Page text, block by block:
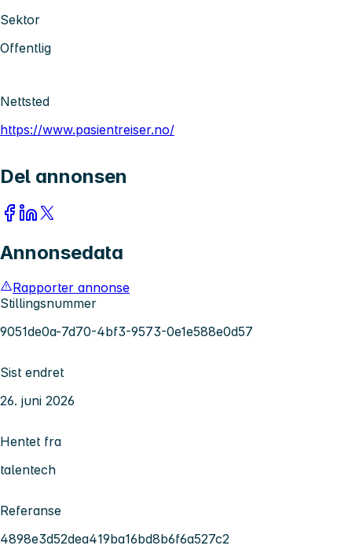
Sektor
Offentlig
Nettsted
https://www.pasientreiser.no/
Del annonsen
Annonsedata
Rapporter annonse
Stillingsnummer
9051de0a-7d70-4bf3-9573-0e1e588e0d57
Sist endret
26. juni 2026
Hentet fra
talentech
Referanse
4898e3d52dea419ba16bd8b6f6a527c2